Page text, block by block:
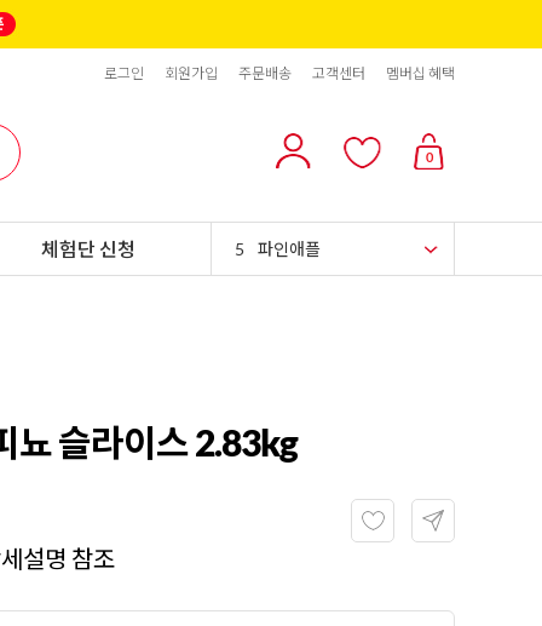
로그인 회원가입 주문배송 고객센터 멤버십 혜택
0
체험단 신청
스위트콘
6 슈가시럽
10 리치스 올리브
뇨 슬라이스 2.83kg
설명 참조